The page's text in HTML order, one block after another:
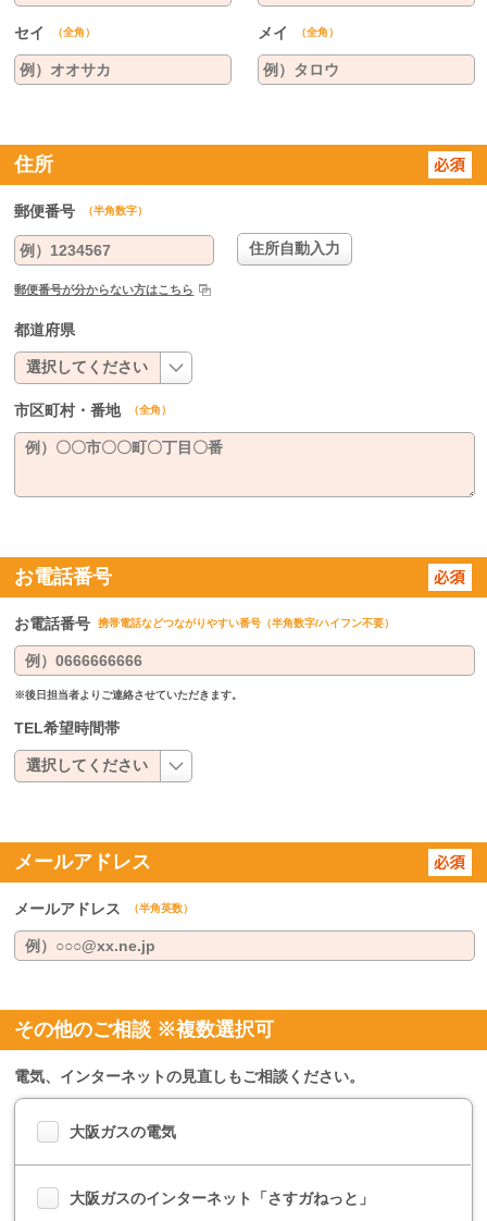
セイ （全角） メイ （全角）
住所
郵便番号 （半角数字）
郵便番号が分からない方はこちら
都道府県
市区町村・番地 （全角）
お電話番号
お電話番号 携帯電話などつながりやすい番号（半角数字/ハイフン不要）
※後日担当者よりご連絡させていただきます。
TEL希望時間帯
メールアドレス
メールアドレス （半角英数）
その他のご相談 ※複数選択可
電気、インターネットの見直しもご相談ください。
大阪ガスの電気
大阪ガスのインターネット「さすガねっと」